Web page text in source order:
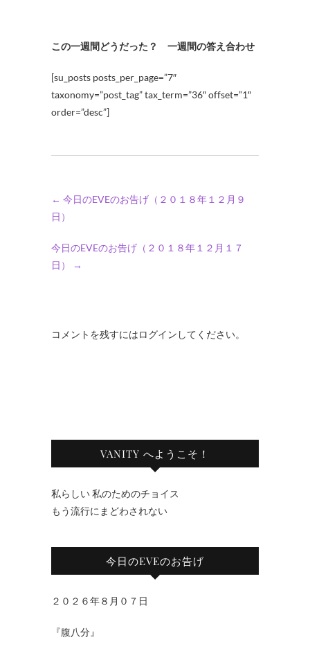
この一週間どうだった？ 一週間の答え合わせ
[su_posts posts_per_page=”7″
taxonomy=”post_tag” tax_term=”36″ offset=”1″
order=”desc”]
← 今日のEVEのお告げ（２０１８年１２月９
日）
今日のEVEのお告げ（２０１８年１２月１７
日）
→
コメントを残すにはログインしてください。
VANITY へようこそ！
私らしい 私のためのチョイス
もう流行にまどわされない
今日のEVEのお告げ
２０２６年８月０７日
『腹八分』